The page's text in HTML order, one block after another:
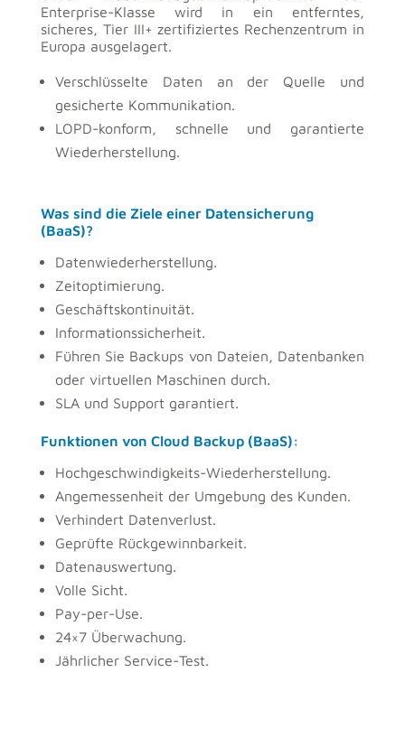
Enterprise-Klasse wird in ein entferntes,
sicheres, Tier III+ zertifiziertes Rechenzentrum in
Europa ausgelagert.
Verschlüsselte Daten an der Quelle und
gesicherte Kommunikation.
LOPD-konform, schnelle und garantierte
Wiederherstellung.
Was sind die Ziele einer Datensicherung
(BaaS)?
Datenwiederherstellung.
Zeitoptimierung.
Geschäftskontinuität.
Informationssicherheit.
Führen Sie Backups von Dateien, Datenbanken
oder virtuellen Maschinen durch.
SLA und Support garantiert.
Funktionen von Cloud Backup (BaaS):
Hochgeschwindigkeits-Wiederherstellung.
Angemessenheit der Umgebung des Kunden.
Verhindert Datenverlust.
Geprüfte Rückgewinnbarkeit.
Datenauswertung.
Volle Sicht.
Pay-per-Use.
24×7 Überwachung.
Jährlicher Service-Test.